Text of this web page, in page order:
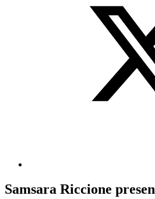
Samsara Riccione